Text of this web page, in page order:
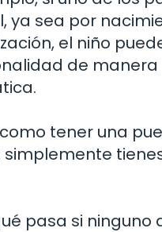
ya sea por
el niño
de manera
tener una
simplemente
pasa si ninguno